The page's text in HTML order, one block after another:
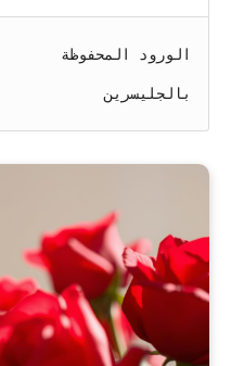
الورود المحفوظة
بالجليسرين